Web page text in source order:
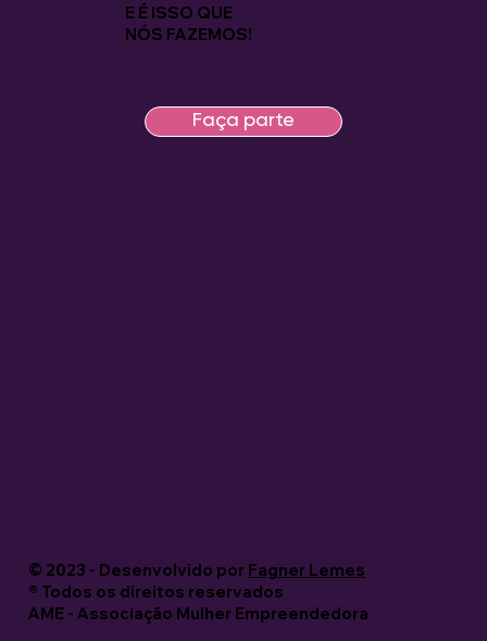
E É ISSO QUE
NÓS FAZEMOS!
Faça parte
© 2023 - Desenvolvido por Fagner Lemes
®️ Todos os direitos reservados
AME - Associação Mulher Empreendedora